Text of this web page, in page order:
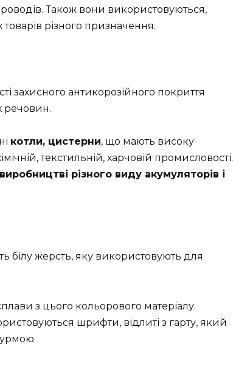
Також вони використовуються,
різного призначення.
захисного антикорозійного покриття
речовин.
котли, цистерни, що мають високу
текстильній, харчовій промисловості.
виробництві різного виду акумуляторів і
білу жерсть, яку використовують для
з цього кольорового матеріалу.
шрифти, відлиті з гарту, який